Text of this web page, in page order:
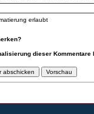
erlaubt
dieser Kommentare